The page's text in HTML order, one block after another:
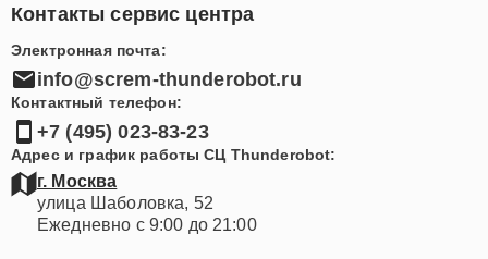
Контакты сервис центра
Электронная почта:
info@screm-thunderobot.ru
Контактный телефон:
+7 (495) 023-83-23
Адрес и график работы СЦ Thunderobot:
г. Москва
улица Шаболовка, 52
Ежедневно с 9:00 до 21:00